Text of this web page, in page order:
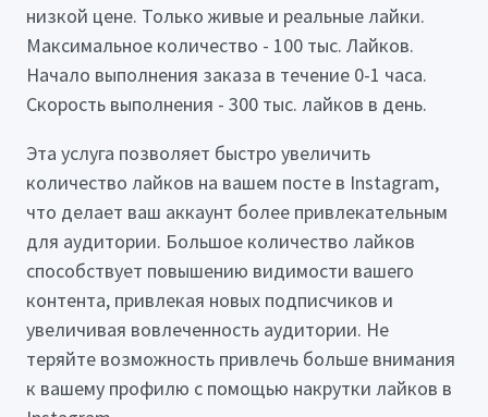
низкой цене. Только живые и реальные лайки.
Максимальное количество - 100 тыс. Лайков.
Начало выполнения заказа в течение 0-1 часа.
Скорость выполнения - 300 тыс. лайков в день.
Эта услуга позволяет быстро увеличить
количество лайков на вашем посте в Instagram,
что делает ваш аккаунт более привлекательным
для аудитории. Большое количество лайков
способствует повышению видимости вашего
контента, привлекая новых подписчиков и
увеличивая вовлеченность аудитории. Не
теряйте возможность привлечь больше внимания
к вашему профилю с помощью накрутки лайков в